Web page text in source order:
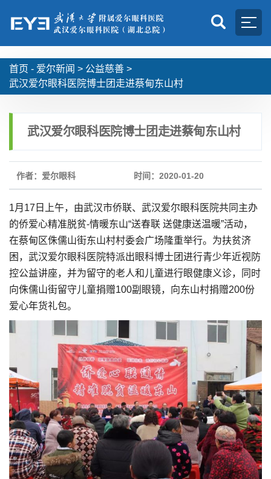
首页 - 爱尔新闻 > 公益慈善 >
武汉爱尔眼科医院博士团走进蔡甸东山村
武汉爱尔眼科医院博士团走进蔡甸东山村
作者：爱尔眼科 时间：2020-01-20
1月17日上午，由武汉市侨联、武汉爱尔眼科医院共同主办
的侨爱心精准脱贫-情暖东山“送春联 送健康送温暖”活动，
在蔡甸区侏儒山街东山村村委会广场隆重举行。为扶贫济
困，武汉爱尔眼科医院特派出眼科博士团进行青少年近视防
控公益讲座，并为留守的老人和儿童进行眼健康义诊，同时
向侏儒山街留守儿童捐赠100副眼镜，向东山村捐赠200份
爱心年货礼包。